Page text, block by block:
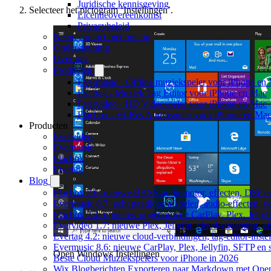
Juridische kennisgeving
Licentieovereenkomst
Privacybeleid
Neem contact met ons op
Ondersteuning
Over ons
Producten
Evermusic - Offline muziekspeler voor iPhone en
Evertag - Muziek Tag Editor voor iPhone en Mac
Evervideo - HD Videospeler voor iPhone en Mac
Flacbox - Hi-Res Audiospeler voor iPhone en Mac
Producten
Evervideo
Evermusic
Flacbox
Evertag
Blog
Flacbox 7.6: nieuwe BASS-audiomotor, effecten, DSP
Evermusic 8.7: echt naadloos afspelen, audio-effecten,
Flacbox 7.4: opnieuw opgebouwde CarPlay, Plex,
Evervideo 1.7: nieuwe Plex, Jellyfin, cloud-streaming,
Evertag 4.2: nieuwe cloud-verbindingen, tag-editor-
Evermusic 8.6: nieuwe CarPlay, Plex, Jellyfin, SFTP en
Beste Cloud Muziekspelers voor iPhone in 2026
Wix Blogberichten Exporteren naar Markdown met
Selecteer het pictogram ‘Instellingen’.
Open Windows Instellingen